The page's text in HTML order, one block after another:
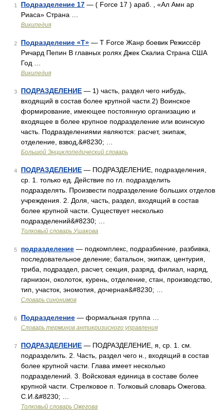
1 Подразделение 17 — ( Force 17 ) араб. ‎‎, «Ал Амн ар
Риаса» Страна …
Википедия
2 Подразделение «Т» — T Force Жанр боевик Режиссёр
Ричард Пепин В главных ролях Джек Скалиа Страна США
Год …
Википедия
3 ПОДРАЗДЕЛЕНИЕ — 1) часть, раздел чего нибудь,
входящий в состав более крупной части.2) Воинское
формирование, имеющее постоянную организацию и
входящее в более крупное подразделение или воинскую
часть. Подразделениями являются: расчет, экипаж,
отделение, взвод,&#8230; …
Большой Энциклопедический словарь
4 ПОДРАЗДЕЛЕНИЕ — ПОДРАЗДЕЛЕНИЕ, подразделения,
ср. 1. только ед. Действие по гл. подразделить
подразделять. Произвести подразделение больших отделов
учреждения. 2. Доля, часть, раздел, входящий в состав
более крупной части. Существует несколько
подразделений&#8230; …
Толковый словарь Ушакова
5 подразделение — подкомплекс, подразбиение, разбивка,
последовательное деление; батальон, экипаж, центурия,
триба, подраздел, расчет, секция, разряд, филиал, наряд,
гарнизон, околоток, курень, отделение, стан, производство,
тип, участок, эномотия, дочерная&#8230; …
Словарь синонимов
6 Подразделение — формальная группа …
Словарь терминов антикризисного управления
7 ПОДРАЗДЕЛЕНИЕ — ПОДРАЗДЕЛЕНИЕ, я, ср. 1. см.
подразделить. 2. Часть, раздел чего н., входящий в состав
более крупной части. Глава имеет несколько
подразделений. 3. Войсковая единица в составе более
крупной части. Стрелковое п. Толковый словарь Ожегова.
С.И.&#8230; …
Толковый словарь Ожегова